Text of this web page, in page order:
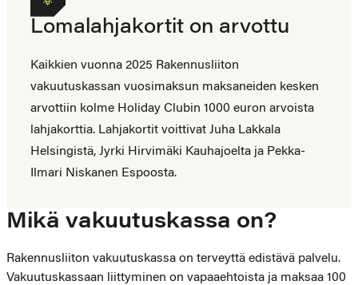
Lomalahjakortit on arvottu
Kaikkien vuonna 2025 Rakennusliiton
vakuutuskassan vuosimaksun maksaneiden kesken
arvottiin kolme Holiday Clubin 1000 euron arvoista
lahjakorttia. Lahjakortit voittivat Juha Lakkala
Helsingistä, Jyrki Hirvimäki Kauhajoelta ja Pekka-
Ilmari Niskanen Espoosta.
Mikä vakuutuskassa on?
Rakennusliiton vakuutuskassa on terveyttä edistävä palvelu.
Vakuutuskassaan liittyminen on vapaaehtoista ja maksaa 100